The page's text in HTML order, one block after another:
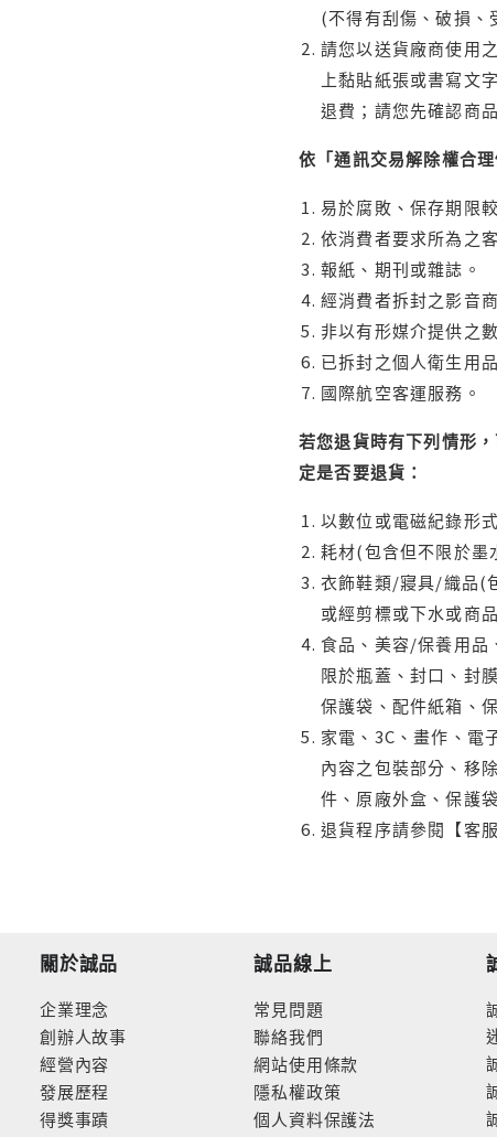
(不得有刮傷、破損、
請您以送貨廠商使用
上黏貼紙張或書寫文
退費；請您先確認商
依「通訊交易解除權合
易於腐敗、保存期限
依消費者要求所為之
報紙、期刊或雜誌。
經消費者拆封之影音
非以有形媒介提供之
已拆封之個人衛生用
國際航空客運服務。
若您退貨時有下列情形
定是否要退貨：
以數位或電磁紀錄形
耗材(包含但不限於墨
衣飾鞋類/寢具/織品(
或經剪標或下水或商
食品、美容/保養用品
限於瓶蓋、封口、封
保護袋、配件紙箱、
家電、3C、畫作、電
內容之包裝部分、移
件、原廠外盒、保護
退貨程序請參閱【客
關於誠品
企業理念
創辦人故事
經營內容
發展歷程
得獎事蹟
誠品線上
常見問題
聯絡我們
網站使用條款
隱私權政策
個人資料保護法